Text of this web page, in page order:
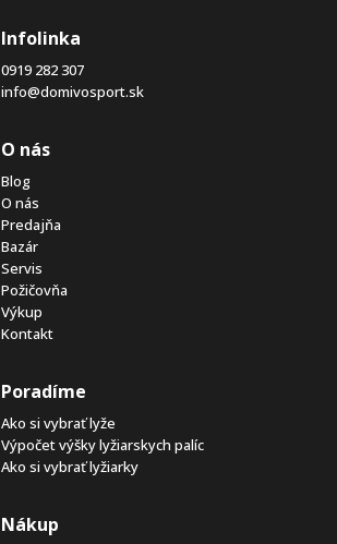
Infolinka
0919 282 307
info@domivosport.sk
O nás
Blog
O nás
Predajňa
Bazár
Servis
Požičovňa
Výkup
Kontakt
Poradíme
Ako si vybrať lyže
Výpočet výšky lyžiarskych palíc
Ako si vybrať lyžiarky
Nákup